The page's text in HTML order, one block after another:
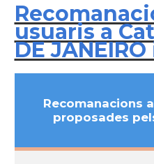
usuaris a
DE
Recomanacions
proposades